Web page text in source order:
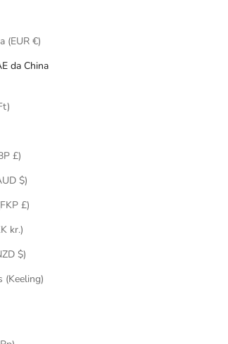
(EUR €)
da China
£)
$)
£)
kr.)
$)
(Keeling)